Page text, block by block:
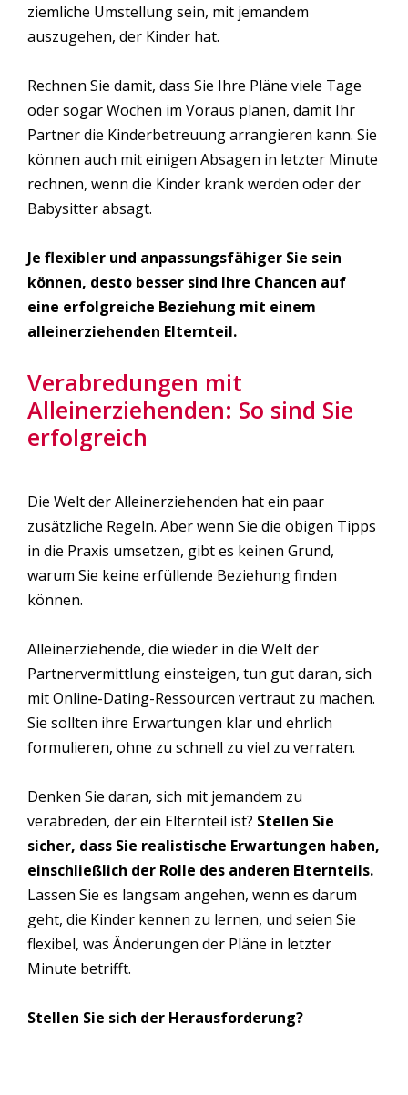
ziemliche Umstellung sein, mit jemandem
auszugehen, der Kinder hat.
Rechnen Sie damit, dass Sie Ihre Pläne viele Tage
oder sogar Wochen im Voraus planen, damit Ihr
Partner die Kinderbetreuung arrangieren kann. Sie
können auch mit einigen Absagen in letzter Minute
rechnen, wenn die Kinder krank werden oder der
Babysitter absagt.
Je flexibler und anpassungsfähiger Sie sein
können, desto besser sind Ihre Chancen auf
eine erfolgreiche Beziehung mit einem
alleinerziehenden Elternteil.
Verabredungen mit
Alleinerziehenden: So sind Sie
erfolgreich
Die Welt der Alleinerziehenden hat ein paar
zusätzliche Regeln. Aber wenn Sie die obigen Tipps
in die Praxis umsetzen, gibt es keinen Grund,
warum Sie keine erfüllende Beziehung finden
können.
Alleinerziehende, die wieder in die Welt der
Partnervermittlung einsteigen, tun gut daran, sich
mit Online-Dating-Ressourcen vertraut zu machen.
Sie sollten ihre Erwartungen klar und ehrlich
formulieren, ohne zu schnell zu viel zu verraten.
Denken Sie daran, sich mit jemandem zu
verabreden, der ein Elternteil ist? Stellen Sie
sicher, dass Sie realistische Erwartungen haben,
einschließlich der Rolle des anderen Elternteils.
Lassen Sie es langsam angehen, wenn es darum
geht, die Kinder kennen zu lernen, und seien Sie
flexibel, was Änderungen der Pläne in letzter
Minute betrifft.
Stellen Sie sich der Herausforderung?